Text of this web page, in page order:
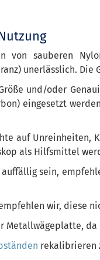
von sauberen
unerlässlich.
und/oder
eingesetzt
auf
als Hilfsmittel
sein,
wir, diese
rekalibrieren